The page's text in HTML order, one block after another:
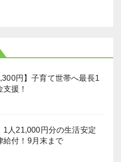
円】子育て世帯へ最長1
援！
1人21,000円分の生活安定
給付！9月末まで